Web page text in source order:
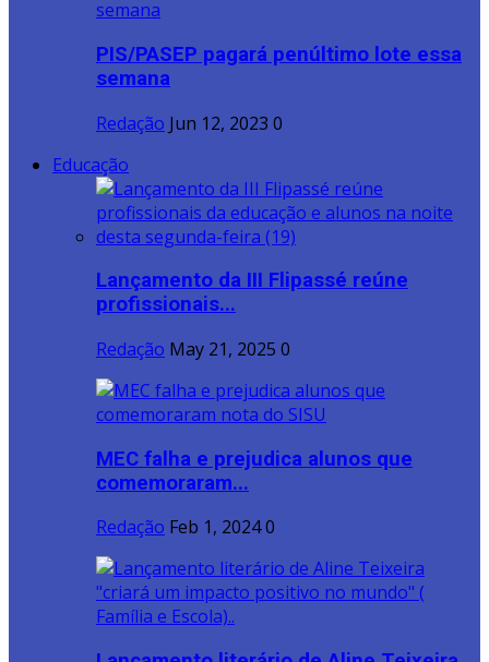
PIS/PASEP pagará penúltimo lote essa
semana
Redação Jun 12, 2023 0
Educação
Lançamento da III Flipassé reúne
profissionais...
Redação May 21, 2025 0
MEC falha e prejudica alunos que
comemoraram...
Redação Feb 1, 20240